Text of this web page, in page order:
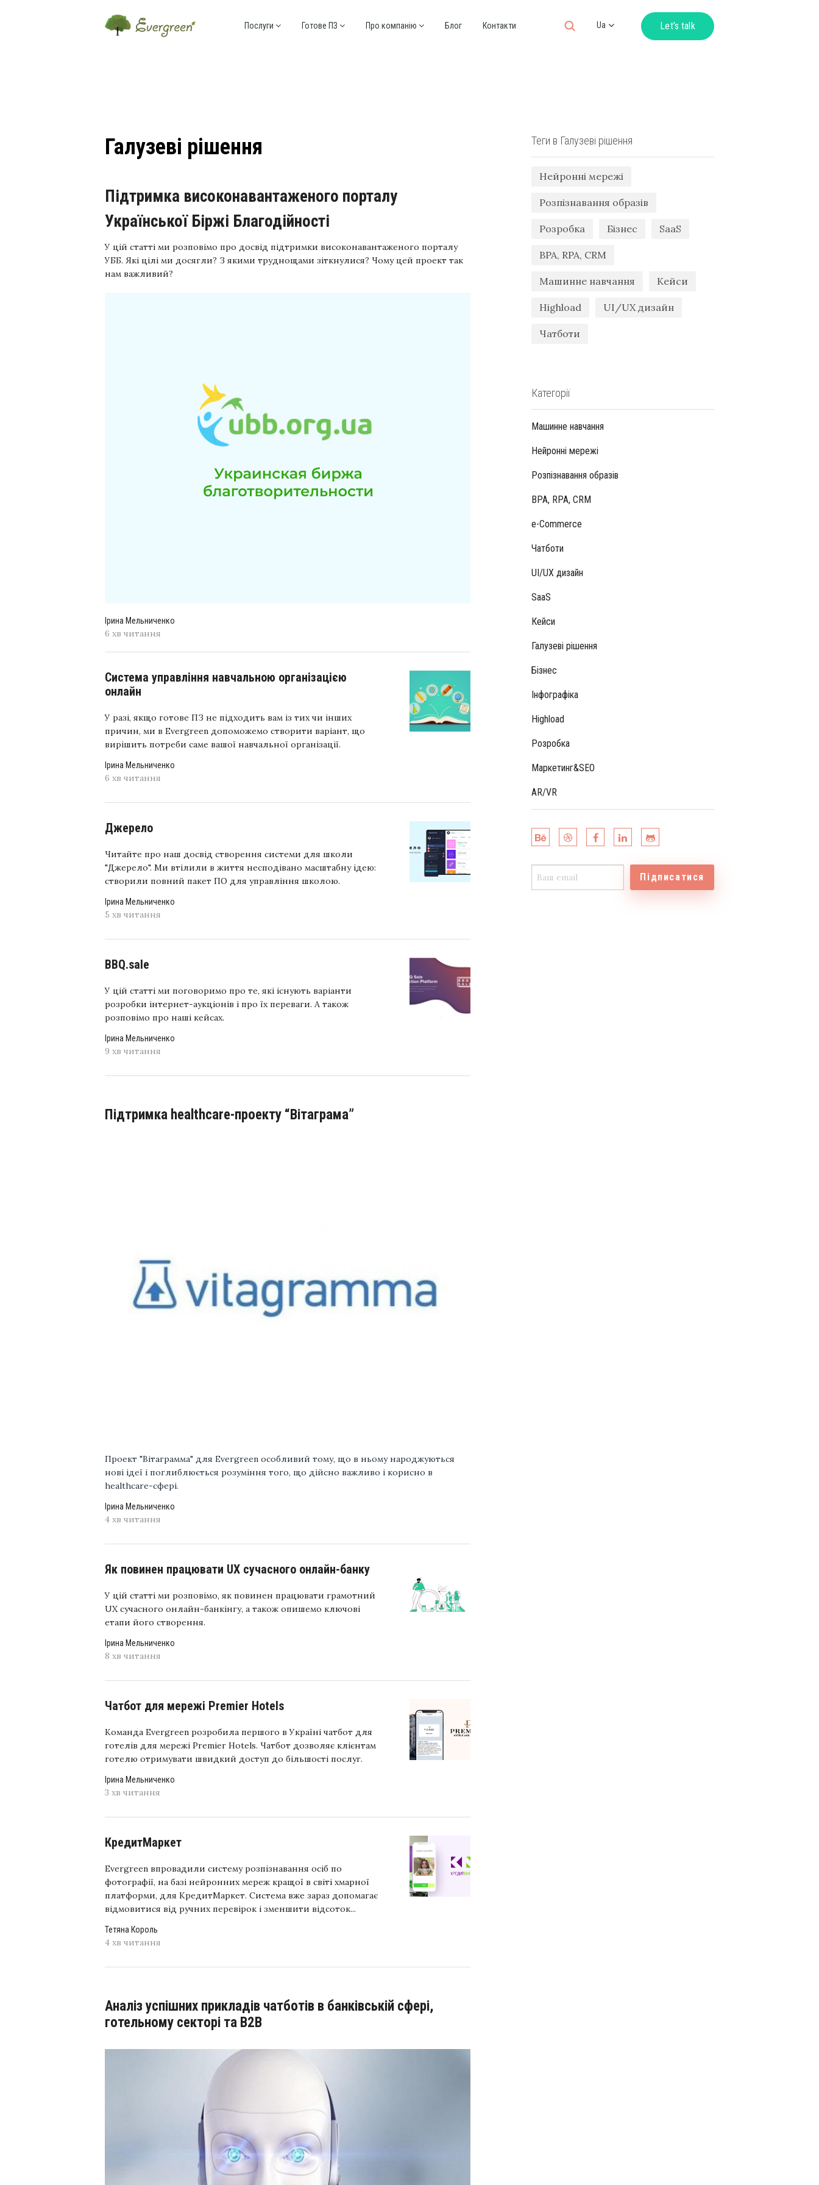
Послуги Готове ПЗ Про компанію Блог Контакти
Ua
Let’s talk
Галузеві рішення
Підтримка високонавантаженого порталу
Української Біржі Благодійності
У цій статті ми розповімо про досвід підтримки високонавантаженого порталу
УББ. Які цілі ми досягли? З якими труднощами зіткнулися? Чому цей проект так
нам важливий?
Ірина Мельниченко
6 хв читання
Система управління навчальною організацією
онлайн
У разі, якщо готове ПЗ не підходить вам із тих чи інших
причин, ми в Evergreen допоможемо створити варіант, що
вирішить потреби саме вашої навчальної організації.
Ірина Мельниченко
6 хв читання
Джерело
Читайте про наш досвід створення системи для школи
"Джерело". Ми втілили в життя несподівано масштабну ідею:
створили повний пакет ПО для управління школою.
Ірина Мельниченко
5 хв читання
BBQ.sale
У цій статті ми поговоримо про те, які існують варіанти
розробки інтернет-аукціонів і про їх переваги. А також
розповімо про наші кейсах.
Ірина Мельниченко
9 хв читання
Підтримка healthcare-проекту “Вітаграма”
Проект "Вітаграмма" для Evergreen особливий тому, що в ньому народжуються
нові ідеї і поглиблюється розуміння того, що дійсно важливо і корисно в
healthcare-сфері.
Ірина Мельниченко
4 хв читання
Як повинен працювати UX сучасного онлайн-банку
У цій статті ми розповімо, як повинен працювати грамотний
UX сучасного онлайн-банкінгу, а також опишемо ключові
етапи його створення.
Ірина Мельниченко
8 хв читання
Чатбот для мережі Premier Hotels
Команда Evergreen розробила першого в Україні чатбот для
готелів для мережі Premier Hotels. Чатбот дозволяє клієнтам
готелю отримувати швидкий доступ до більшості послуг.
Ірина Мельниченко
3 хв читання
КредитМаркет
Evergreen впровадили систему розпізнавання осіб по
фотографії, на базі нейронних мереж кращої в світі хмарної
платформи, для КредитМаркет. Система вже зараз допомагає
відмовитися від ручних перевірок і зменшити відсоток...
Тетяна Король
4 хв читання
Аналіз успішних прикладів чатботів в банківській сфері,
готельному секторі та B2B
Теги в Галузеві рішення
Нейронні мережі
Розпізнавання образів
Розробка Бізнес SaaS
BPA, RPA, CRM
Машинне навчання Кейси
Highload UI/UX дизайн
Чатботи
Категорії
Машинне навчання
Нейронні мережі
Розпізнавання образів
BPA, RPA, CRM
e-Commerce
Чатботи
UI/UX дизайн
SaaS
Кейси
Галузеві рішення
Бізнес
Інфографіка
Highload
Розробка
Маркетинг&SEO
AR/VR
Підписатися